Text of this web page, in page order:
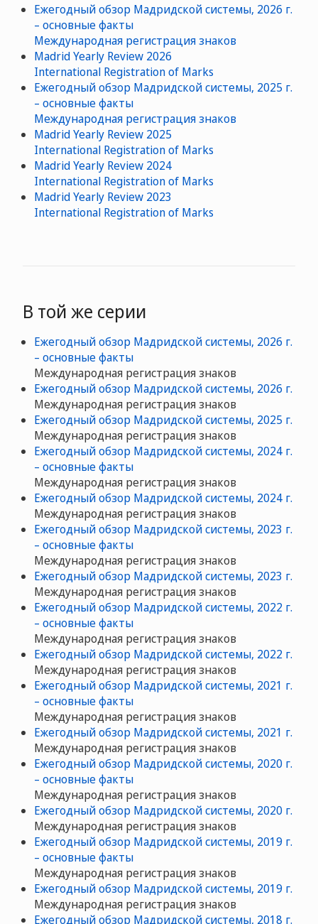
Ежегодный обзор Мадридской системы, 2026 г.
– основные факты
Международная регистрация знаков
Madrid Yearly Review 2026
International Registration of Marks
Ежегодный обзор Мадридской системы, 2025 г.
– основные факты
Международная регистрация знаков
Madrid Yearly Review 2025
International Registration of Marks
Madrid Yearly Review 2024
International Registration of Marks
Madrid Yearly Review 2023
International Registration of Marks
В той же серии
Ежегодный обзор Мадридской системы, 2026 г.
– основные факты
Международная регистрация знаков
Ежегодный обзор Мадридской системы, 2026 г.
Международная регистрация знаков
Ежегодный обзор Мадридской системы, 2025 г.
Международная регистрация знаков
Ежегодный обзор Мадридской системы, 2024 г.
– основные факты
Международная регистрация знаков
Ежегодный обзор Мадридской системы, 2024 г.
Международная регистрация знаков
Ежегодный обзор Мадридской системы, 2023 г.
– основные факты
Международная регистрация знаков
Ежегодный обзор Мадридской системы, 2023 г.
Международная регистрация знаков
Ежегодный обзор Мадридской системы, 2022 г.
– основные факты
Международная регистрация знаков
Ежегодный обзор Мадридской системы, 2022 г.
Международная регистрация знаков
Ежегодный обзор Мадридской системы, 2021 г.
– основные факты
Международная регистрация знаков
Ежегодный обзор Мадридской системы, 2021 г.
Международная регистрация знаков
Ежегодный обзор Мадридской системы, 2020 г.
– основные факты
Международная регистрация знаков
Ежегодный обзор Мадридской системы, 2020 г.
Международная регистрация знаков
Ежегодный обзор Мадридской системы, 2019 г.
– основные факты
Международная регистрация знаков
Ежегодный обзор Мадридской системы, 2019 г.
Международная регистрация знаков
Ежегодный обзор Мадридской системы, 2018 г.